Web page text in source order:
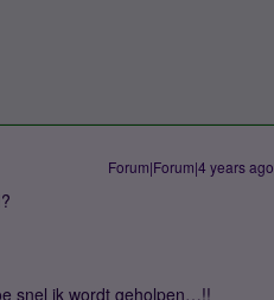
Forum|Forum|4 years ago
snel ik wordt geholpen…!!